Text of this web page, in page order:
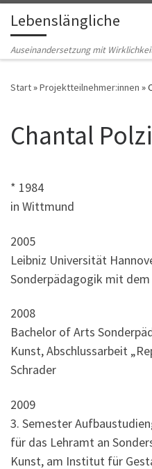
Zum Inhalt springen
Lebenslängliche
Auseinandersetzung mit
Start»Projektteilnehmer:innen »
Chantal
* 1984
in Wittmund
2005
Leibniz Universität
Sonderpädagogik mit
2008
Bachelor of Arts
Kunst, Abschlussarbeit
Schrader
2009
3. Semester
für das Lehramt an
Kunst, am Institut für